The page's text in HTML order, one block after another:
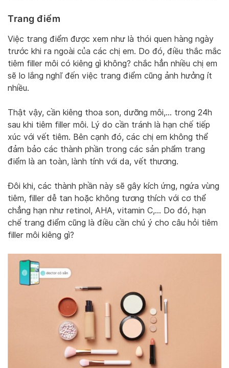
Trang điểm
Việc trang điểm được xem như là thói quen hàng ngày
trước khi ra ngoài của các chị em. Do đó, điều thắc mắc
tiêm filler môi có kiêng gì không? chắc hẳn nhiều chị em
sẽ lo lắng nghĩ đến việc trang điểm cũng ảnh hưởng ít
nhiều.
Thật vậy, cần kiêng thoa son, dưỡng môi,… trong 24h
sau khi tiêm filler môi. Lý do cần tránh là hạn chế tiếp
xúc với vết tiêm. Bên cạnh đó, các chị em không thể
đảm bảo các thành phần trong các sản phẩm trang
điểm là an toàn, lành tính với da, vết thương.
Đôi khi, các thành phần này sẽ gây kích ứng, ngứa vùng
tiêm, filler dễ tan hoặc không tương thích với cơ thể
chẳng hạn như retinol, AHA, vitamin C,… Do đó, hạn
chế trang điểm cũng là điều cần chú ý cho câu hỏi tiêm
filler môi kiêng gì?